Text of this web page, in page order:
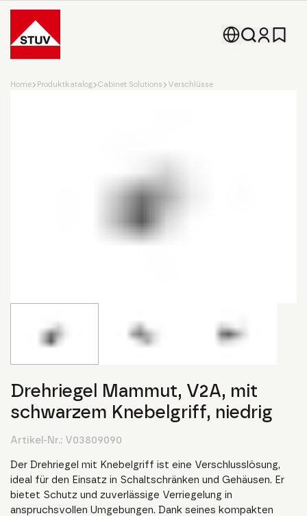
Go To the Homepage
Home Produktkatalog Cabinet Solutions Verschlüsse
Drehriegel Mammut, V2A, mit
schwarzem Knebelgriff, niedrig
Artikel-Nr.: V03809090
Der Drehriegel mit Knebelgriff ist eine Verschlusslösung,
ideal für den Einsatz in Schaltschränken und Gehäusen. Er
bietet Schutz und zuverlässige Verriegelung in
anspruchsvollen Umgebungen. Dank seines kompakten